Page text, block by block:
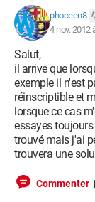
phoceen8
4 nov. 2012
Salut,
il arrive que
exemple il n'est
réinscriptible et
lorsque ce cas
essayes
trouvé mais j'ai
trouvera une
Commenter